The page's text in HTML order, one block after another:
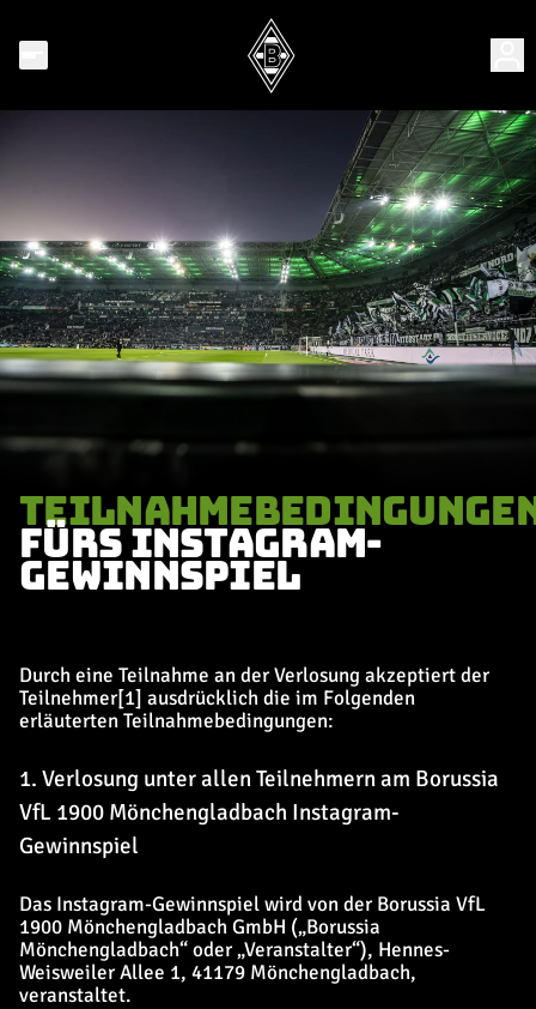
FÜRS INSTAGRAM-
GEWINNSPIEL
Durch eine Teilnahme an der Verlosung akzeptiert der
Teilnehmer[1] ausdrücklich die im Folgenden
erläuterten Teilnahmebedingungen:
1. Verlosung unter allen Teilnehmern am Borussia
VfL 1900 Mönchengladbach Instagram-
Gewinnspiel
Das Instagram-Gewinnspiel wird von der Borussia VfL
1900 Mönchengladbach GmbH („Borussia
Mönchengladbach“ oder „Veranstalter“), Hennes-
Weisweiler Allee 1, 41179 Mönchengladbach,
veranstaltet.